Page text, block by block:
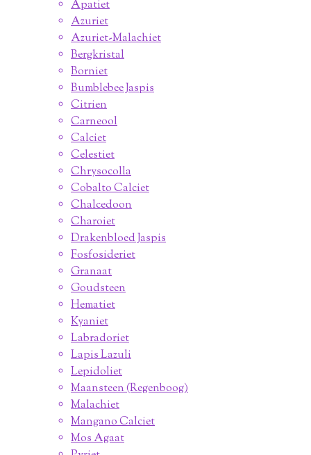
Apatiet
Azuriet
Azuriet-Malachiet
Bergkristal
Borniet
Bumblebee Jaspis
Citrien
Carneool
Calciet
Celestiet
Chrysocolla
Cobalto Calciet
Chalcedoon
Charoiet
Drakenbloed Jaspis
Fosfosideriet
Granaat
Goudsteen
Hematiet
Kyaniet
Labradoriet
Lapis Lazuli
Lepidoliet
Maansteen (Regenboog)
Malachiet
Mangano Calciet
Mos Agaat